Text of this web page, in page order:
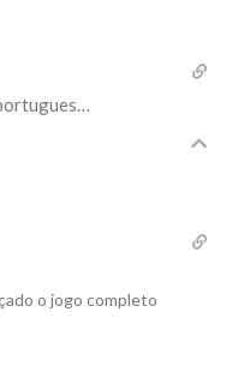
o jogo completo